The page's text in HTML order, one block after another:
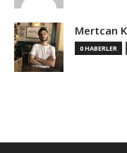
Mertcan
0 HABERLER